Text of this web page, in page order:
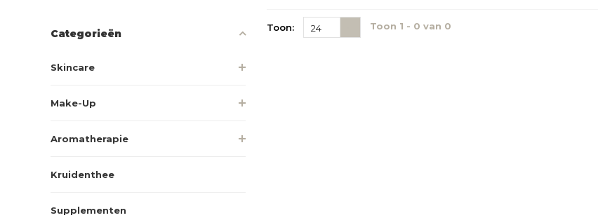
Categorieën
Skincare
Make-Up
Aromatherapie
Kruidenthee
Supplementen
Toon: 24 Toon 1 - 0 van 0